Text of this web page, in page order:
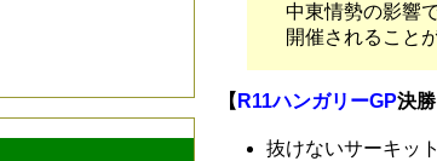
中東情勢の影響
開催されること
【 R11ハンガリーGP決勝
抜けないサーキッ